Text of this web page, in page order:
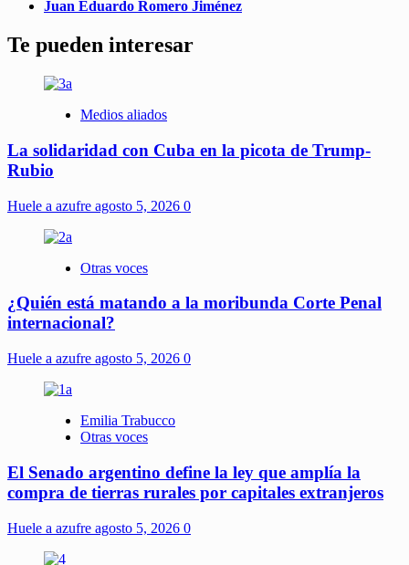
Juan Eduardo Romero Jiménez
Te pueden interesar
Medios aliados
La solidaridad con Cuba en la picota de Trump-
Rubio
Huele a azufre agosto 5, 2026 0
Otras voces
¿Quién está matando a la moribunda Corte Penal
internacional?
Huele a azufre agosto 5, 2026 0
Emilia Trabucco
Otras voces
El Senado argentino define la ley que amplía la
compra de tierras rurales por capitales extranjeros
Huele a azufre agosto 5, 2026 0